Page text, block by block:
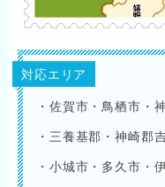
対応エリア
・佐賀市・鳥栖市・
・三養基郡・神崎郡
・小城市・多久市・